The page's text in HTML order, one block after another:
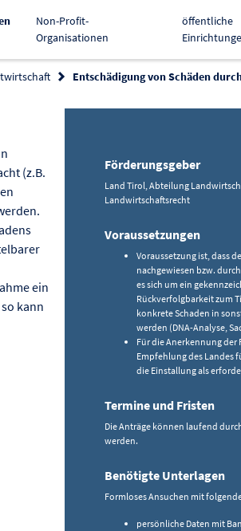
Aktiv Non-Profit-
Organisationen
öffentliche
Entschädigung von Schäden
kopieren
(z.B.
ein
kann
Förderungsgeber
Land Tirol, Abteilung
Landwirtschaftsrecht
Voraussetzungen
Voraussetzung ist, dass
nachgewiesen bzw.
es sich um ein
Rückverfolgbarkeit zum
konkrete Schaden in
werden (DNA-Analyse,
Für die Anerkennung
Empfehlung des Landes
die Einstallung als
Termine und Fristen
Die Anträge können laufend
werden.
Benötigte Unterlagen
Formloses Ansuchen mit
persönliche Daten mit